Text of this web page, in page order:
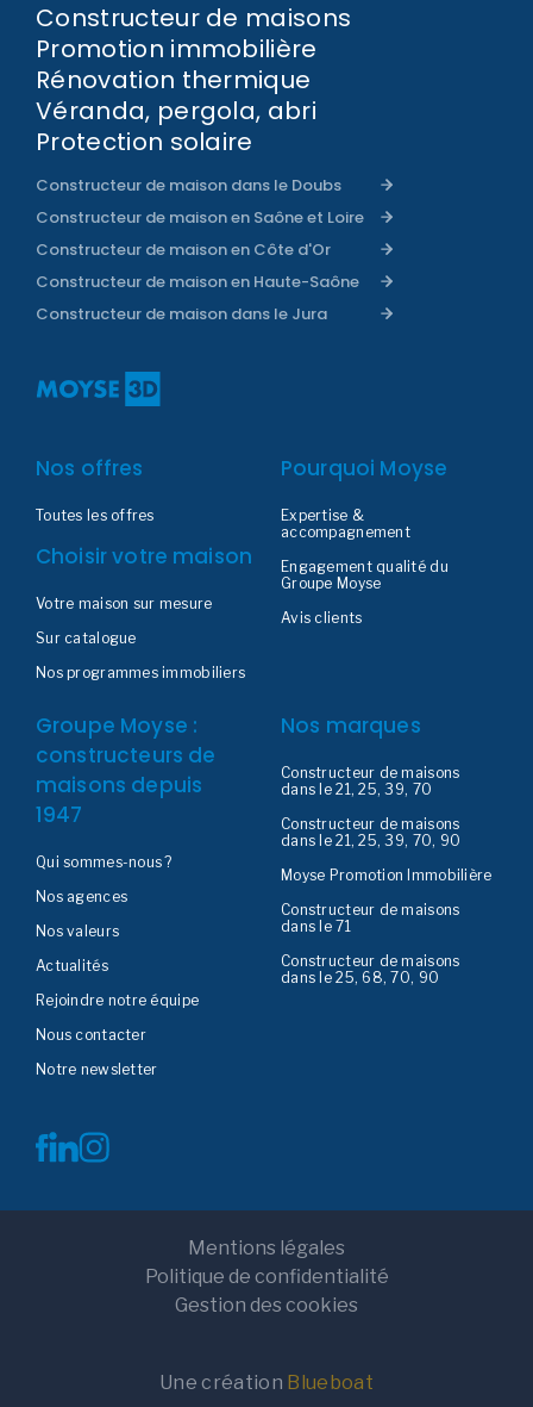
Constructeur de maisons
Promotion immobilière
Rénovation thermique
Véranda, pergola, abri
Protection solaire
Constructeur de maison dans le Doubs
Constructeur de maison en Saône et Loire
Constructeur de maison en Côte d'Or
Constructeur de maison en Haute-Saône
Constructeur de maison dans le Jura
Nos offres
Toutes les offres
Choisir votre maison
Votre maison sur mesure
Sur catalogue
Nos programmes immobiliers
Pourquoi Moyse
Expertise &
accompagnement
Engagement qualité du
Groupe Moyse
Avis clients
Groupe Moyse :
constructeurs de
maisons depuis
1947
Qui sommes-nous ?
Nos agences
Nos valeurs
Actualités
Rejoindre notre équipe
Nous contacter
Notre newsletter
Nos marques
Constructeur de maisons
dans le 21, 25, 39, 70
Constructeur de maisons
dans le 21, 25, 39, 70, 90
Moyse Promotion Immobilière
Constructeur de maisons
dans le 71
Constructeur de maisons
dans le 25, 68, 70, 90
Mentions légales
Politique de confidentialité
Gestion des cookies
Une création Blueboat